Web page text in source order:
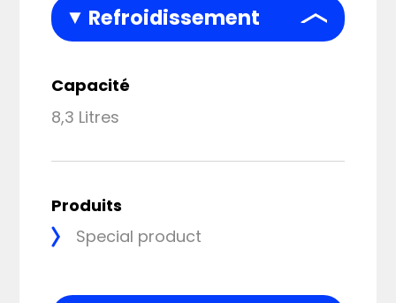
Refroidissement
Capacité
8,3 Litres
Produits
Special product